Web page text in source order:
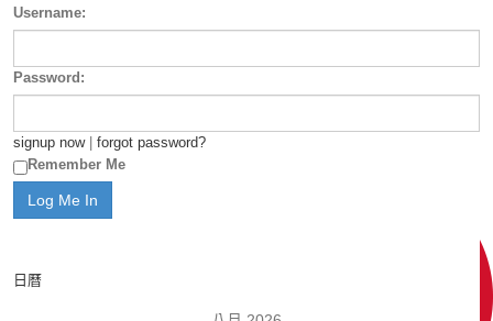
Username:
Password:
signup now| forgot password?
Remember Me
日曆